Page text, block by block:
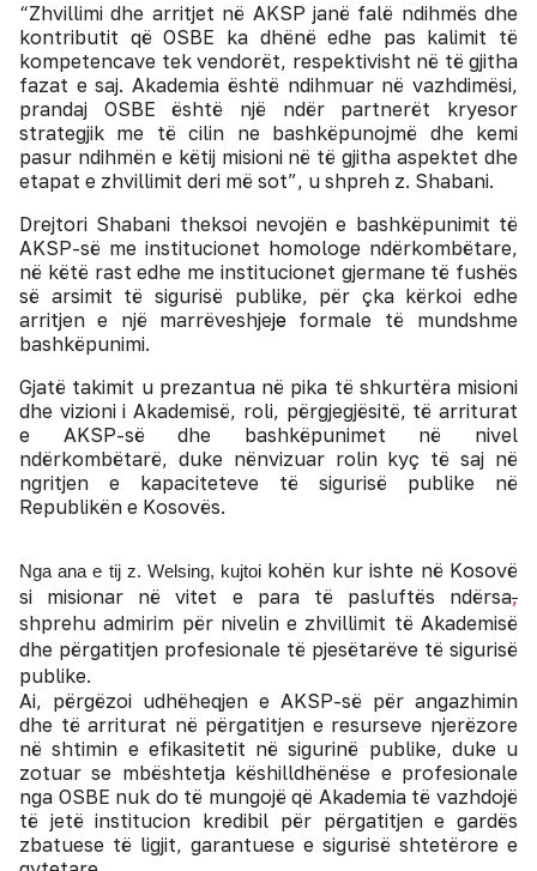
“Zhvillimi dhe arritjet në AKSP janë falë ndihmës dhe
kontributit që OSBE ka dhënë edhe pas kalimit të
kompetencave tek vendorët, respektivisht në të gjitha
fazat e saj. Akademia është ndihmuar në vazhdimësi,
prandaj OSBE është një ndër partnerët kryesor
strategjik me të cilin ne bashkëpunojmë dhe kemi
pasur ndihmën e këtij misioni në të gjitha aspektet dhe
etapat e zhvillimit deri më sot”, u shpreh z. Shabani.
Drejtori Shabani theksoi nevojën e bashkëpunimit të
AKSP-së me institucionet homologe ndërkombëtare,
në këtë rast edhe me institucionet gjermane të fushës
së arsimit të sigurisë publike, për çka kërkoi edhe
arritjen e një marrëveshjeje formale të mundshme
bashkëpunimi.
Gjatë takimit u prezantua në pika të shkurtëra misioni
dhe vizioni i Akademisë, roli, përgjegjësitë, të arriturat
e AKSP-së dhe bashkëpunimet në nivel
ndërkombëtarë, duke nënvizuar rolin kyç të saj në
ngritjen e kapaciteteve të sigurisë publike në
Republikën e Kosovës.
Nga ana e tij z. Welsing, kujtoi kohën kur ishte në Kosovë
si misionar në vitet e para të pasluftës ndërsa,
shprehu admirim për nivelin e zhvillimit të Akademisë
dhe përgatitjen profesionale të pjesëtarëve të sigurisë
publike.
Ai, përgëzoi udhëheqjen e AKSP-së për angazhimin
dhe të arriturat në përgatitjen e resurseve njerëzore
në shtimin e efikasitetit në sigurinë publike, duke u
zotuar se mbështetja këshilldhënëse e profesionale
nga OSBE nuk do të mungojë që Akademia të vazhdojë
të jetë institucion kredibil për përgatitjen e gardës
zbatuese të ligjit, garantuese e sigurisë shtetërore e